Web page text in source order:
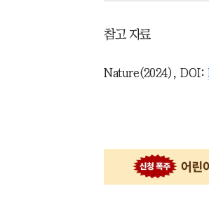
참고 자료
Nature(2024), DOI: